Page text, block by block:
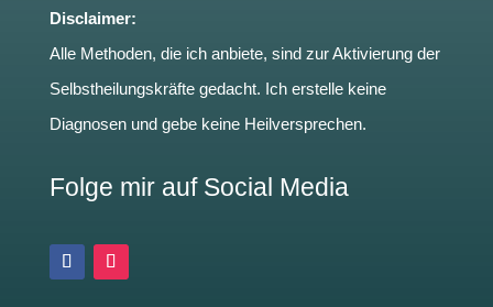
Disclaimer:
Alle Methoden, die ich anbiete, sind zur Aktivierung der
Selbstheilungskräfte gedacht. Ich erstelle keine
Diagnosen und gebe keine Heilversprechen.
Folge mir auf Social Media